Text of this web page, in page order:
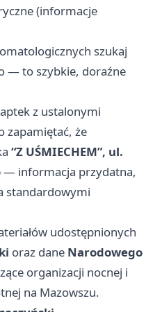
(informacje
szukaj
— to szybkie, doraźne
z ustalonymi
zapamiętać, że
“Z UŚMIECHEM”, ul.
— informacja przydatna,
standardowymi
udostępnionych
oraz dane Narodowego
organizacji nocnej i
na Mazowszu.